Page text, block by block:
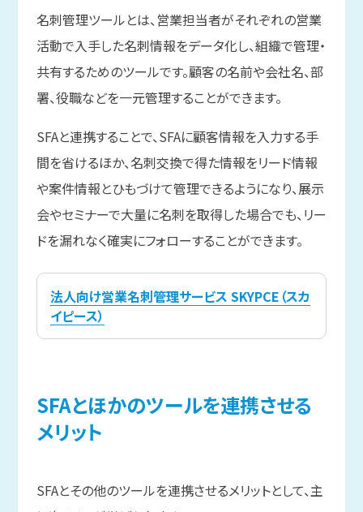
名刺管理ツールとは、営業担当者がそれぞれの営業
活動で入手した名刺情報をデータ化し、組織で管理・
共有するためのツールです。顧客の名前や会社名、部
署、役職などを一元管理することができます。
SFAと連携することで、SFAに顧客情報を入力する手
間を省けるほか、名刺交換で得た情報をリード情報
や案件情報とひもづけて管理できるようになり、展示
会やセミナーで大量に名刺を取得した場合でも、リー
ドを漏れなく確実にフォローすることができます。
法人向け営業名刺管理サービス SKYPCE（スカ
イピース）
SFAとほかのツールを連携させる
メリット
SFAとその他のツールを連携させるメリットとして、主